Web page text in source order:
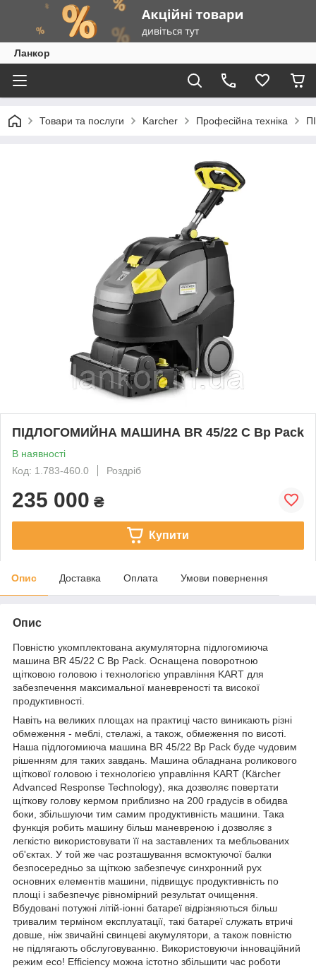
Ланкор
Товари та послуги Karcher Професійна техніка
ПІДЛОГОМИЙНА МАШИНА BR 45/22 C Bp Pack
В наявності
Код: 1.783-460.0
Роздріб
235 000 ₴
Купити
Опис Доставка Оплата Умови повернення
Опис
Повністю укомплектована акумуляторна підлогомиюча
машина BR 45/22 C Bp Pack. Оснащена поворотною
щітковою головою і технологією управління KART для
забезпечення максимальної маневреності та високої
продуктивності.
Навіть на великих площах на практиці часто виникають різні
обмеження - меблі, стелажі, а також, обмеження по висоті.
Наша підлогомиюча машина BR 45/22 Bp Pack буде чудовим
рішенням для таких завдань. Машина обладнана роликового
щіткової головою і технологією управління KART (Kärcher
Advanced Response Technology), яка дозволяє повертати
щіткову голову кермом приблизно на 200 градусів в обидва
боки, збільшуючи тим самим продуктивність машини. Така
функція робить машину більш маневреною і дозволяє з
легкістю використовувати її на заставлених та мебльованих
об'єктах. У той же час розташування всмоктуючої балки
безпосередньо за щіткою забезпечує синхронний рух
основних елементів машини, підвищує продуктивність по
площі і забезпечує рівномірний результат очищення.
Вбудовані потужні літій-іонні батареї відрізняються більш
тривалим терміном експлуатації, такі батареї служать втричі
довше, ніж звичайні свинцеві акумулятори, а також повністю
не підлягають обслуговуванню. Використовуючи інноваційний
режим eco! Efficiency можна істотно збільшити час роботи